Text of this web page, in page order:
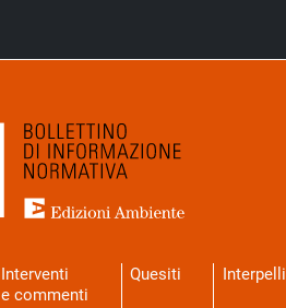
Interventi
e commenti
Quesiti Interpelli